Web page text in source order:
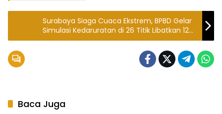
Surabaya Siaga Cuaca Ekstrem, BPBD Gelar
Simulasi Kedaruratan di 26 Titik Libatkan 12
Kecamatan
Baca Juga